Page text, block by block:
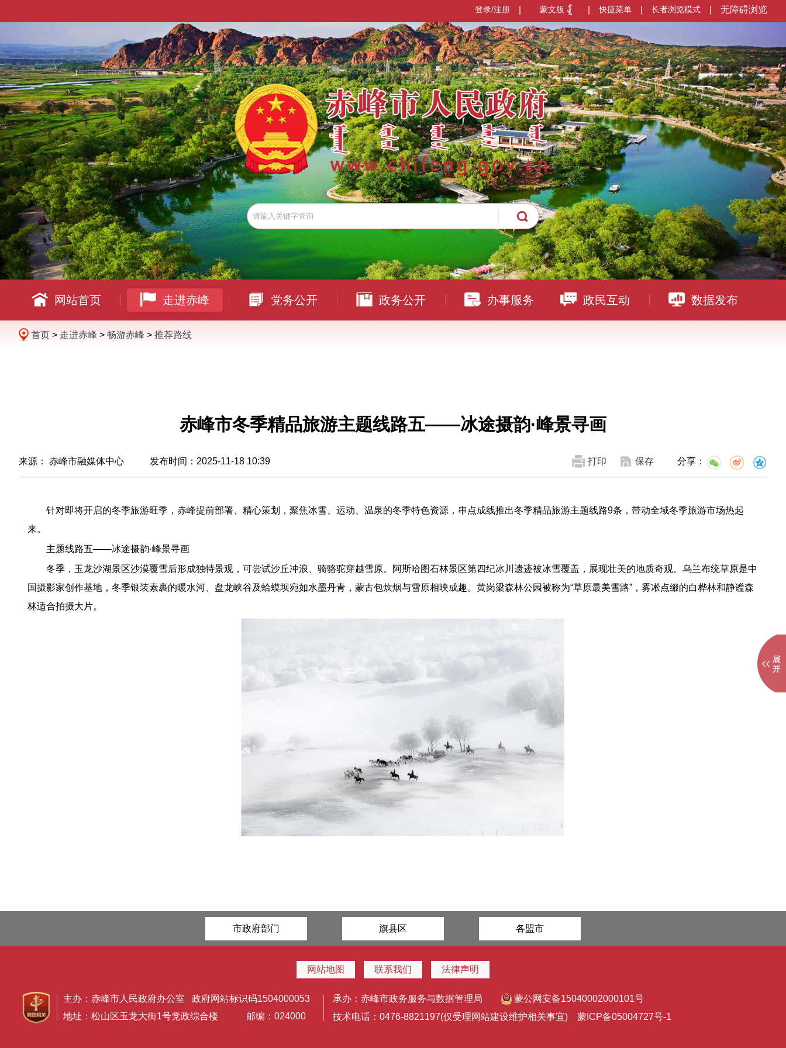
无障碍浏览
长者浏览模式
快捷菜单
蒙文版
登录/注册
网站首页 走进赤峰 党务公开 政务公开 办事服务 政民互动 数据发布
首页 > 走进赤峰 > 畅游赤峰 > 推荐路线
赤峰市冬季精品旅游主题线路五——冰途摄韵·峰景寻画
来源： 赤峰市融媒体中心 发布时间：2025-11-18 10:39 打印 保存 分享：
针对即将开启的冬季旅游旺季，赤峰提前部署、精心策划，聚焦冰雪、运动、温泉的冬季特色资源，串点成线推出冬季精品旅游主题线路9条，带动全域冬季旅游市场热起
来。
主题线路五——冰途摄韵·峰景寻画
冬季，玉龙沙湖景区沙漠覆雪后形成独特景观，可尝试沙丘冲浪、骑骆驼穿越雪原。阿斯哈图石林景区第四纪冰川遗迹被冰雪覆盖，展现壮美的地质奇观。乌兰布统草原是中
国摄影家创作基地，冬季银装素裹的暖水河、盘龙峡谷及蛤蟆坝宛如水墨丹青，蒙古包炊烟与雪原相映成趣。黄岗梁森林公园被称为“草原最美雪路”，雾凇点缀的白桦林和静谧森
林适合拍摄大片。
市政府部门 旗县区 各盟市
网站地图 联系我们 法律声明
主办：赤峰市人民政府办公室 政府网站标识码1504000053
地址：松山区玉龙大街1号党政综合楼 邮编：024000
承办：赤峰市政务服务与数据管理局
蒙公网安备15040002000101号
技术电话：0476-8821197(仅受理网站建设维护相关事宜) 蒙ICP备05004727号-1